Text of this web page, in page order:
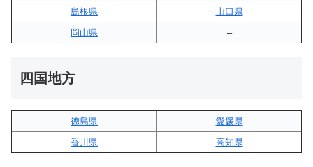
島根県
山口県
岡山県
–
四国地方
徳島県
愛媛県
香川県
高知県